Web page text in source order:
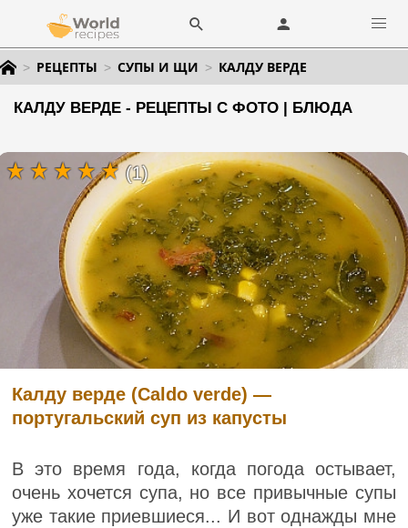
РЕЦЕПТЫ СУПЫ И ЩИ КАЛДУ ВЕРДЕ
КАЛДУ ВЕРДЕ - РЕЦЕПТЫ С ФОТО | БЛЮДА
Калду верде (Caldo verde) —
португальский суп из капусты
В это время года, когда погода остывает,
очень хочется супа, но все привычные супы
уже такие приевшиеся... И вот однажды мне
(1)